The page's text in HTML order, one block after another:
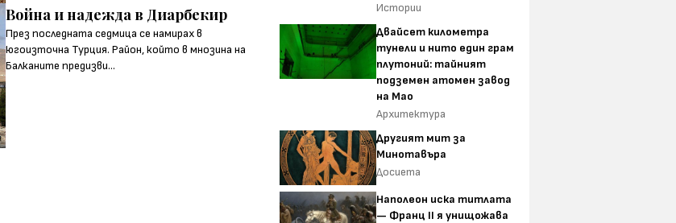
Война и надежда в Диарбекир
През последната седмица се намирах в
югоизточна Турция. Район, който в мнозина на
Балканите предизви...
Истории
Двайсет километра
тунели и нито един грам
плутоний: тайният
подземен атомен завод
на Мао
Архитектура
Другият мит за
Минотавъра
Досиета
Наполеон иска титлата
— Франц II я унищожава